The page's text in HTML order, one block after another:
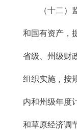
（十二）监
和国有资产，
省级、州级财
组织实施，按
内和州级年度
和草原经济调